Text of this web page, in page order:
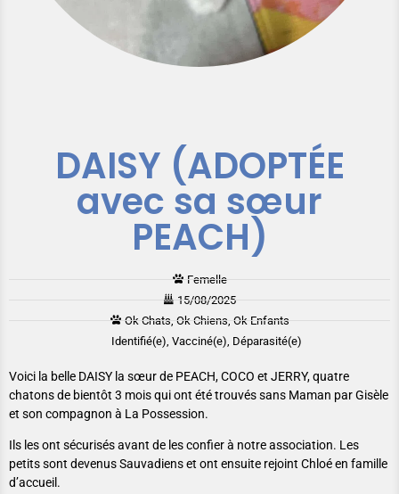
DAISY (ADOPTÉE
avec sa sœur
PEACH)
Femelle
15/08/2025
Ok Chats, Ok Chiens, Ok Enfants
Identifié(e), Vacciné(e), Déparasité(e)
Voici la belle DAISY la sœur de PEACH, COCO et JERRY, quatre
chatons de bientôt 3 mois qui ont été trouvés sans Maman par Gisèle
et son compagnon à La Possession.
Ils les ont sécurisés avant de les confier à notre association. Les
petits sont devenus Sauvadiens et ont ensuite rejoint Chloé en famille
d’accueil.